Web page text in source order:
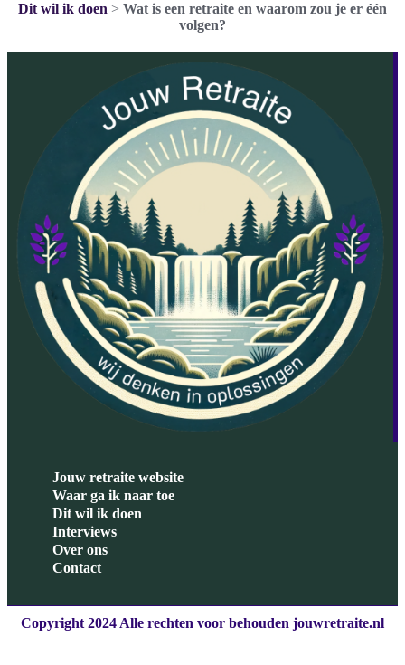
Dit wil ik doen > Wat is een retraite en waarom zou je er één
volgen?
Jouw retraite website
Waar ga ik naar toe
Dit wil ik doen
Interviews
Over ons
Contact
Copyright 2024 Alle rechten voor behouden jouwretraite.nl